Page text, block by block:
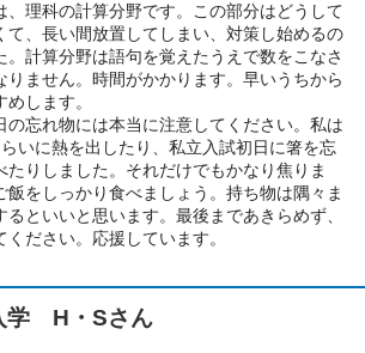
、理科の計算分野です。この部分はどうして
て、長い間放置してしまい、対策し始めるの
。計算分野は語句を覚えたうえで数をこなさ
りません。時間がかかります。早いうちから
します。
の忘れ物には本当に注意してください。私は
いに熱を出したり、私立入試初日に箸を忘
たりしました。それだけでもかなり焦りま
飯をしっかり食べましょう。持ち物は隅々ま
といいと思います。最後まであきらめず、
ださい。応援しています。
学 H・Sさん